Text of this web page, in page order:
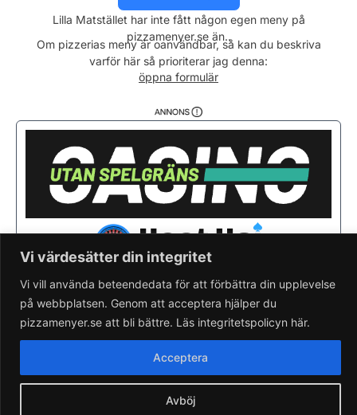
Vi värdesätter din integritet
Vi vill använda beteendedata för att förbättra din upplevelse
på webbplatsen. Genom att acceptera hjälper du
pizzamenyer.se att bli bättre. Läs integritetspolicyn här.
Avböj
Acceptera
Onsdag 08:00 - 20:00
Torsdag 08:00 - 20:00
08:00 - 20:00
Söndag
Stängt
Lilla Matstället har inte fått någon egen meny på
pizzamenyer.se än..
Om pizzerias meny är oanvändbar, så kan du beskriva
varför här så prioriterar jag denna:
öppna formulär
Saknar du din pizzeria?Lägg till pizzeria.
Skapa gratis pizzeria-hemsida
Läs om pizzamenyer.se
Artiklar & nyheter
Rensa cookieval